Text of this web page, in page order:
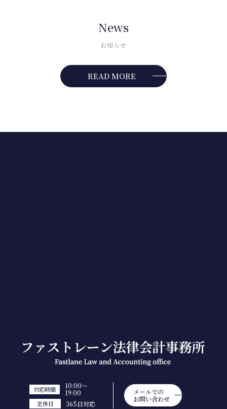
News
お知らせ
READ MORE
対応時間
10:00～
19:00
定休日 365日対応
メールでの
お問い合わせ